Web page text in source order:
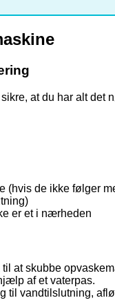
at du har alt det
(hvis de ikke følger
er et i nærheden
at skubbe
af et vaterpas.
til vandtilslutning,